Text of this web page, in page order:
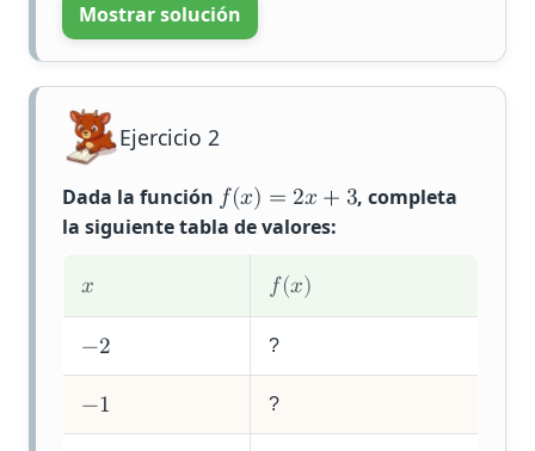
Mostrar solución
Ejercicio 2
Dada la función 𝑓(𝑥) = 2𝑥+ 3, completa
la siguiente tabla de valores:
𝑥 𝑓(𝑥)
−2 ?
−1 ?